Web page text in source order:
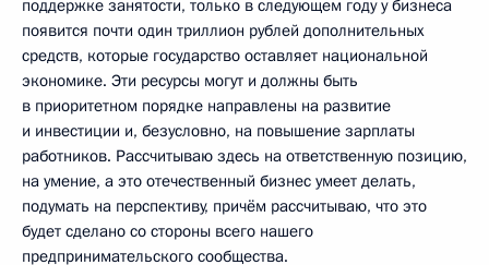
поддержке занятости, только в следующем году у бизнеса
появится почти один триллион рублей дополнительных
средств, которые государство оставляет национальной
экономике. Эти ресурсы могут и должны быть
в приоритетном порядке направлены на развитие
и инвестиции и, безусловно, на повышение зарплаты
работников. Рассчитываю здесь на ответственную позицию,
на умение, а это отечественный бизнес умеет делать,
подумать на перспективу, причём рассчитываю, что это
будет сделано со стороны всего нашего
предпринимательского сообщества.